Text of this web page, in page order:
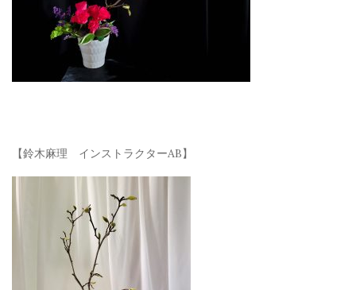
【鈴木麻理 インストラクターAB】